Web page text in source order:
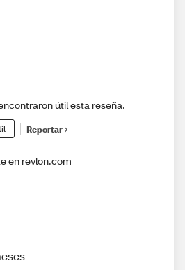
útil esta reseña.
Reportar
en revlon.com